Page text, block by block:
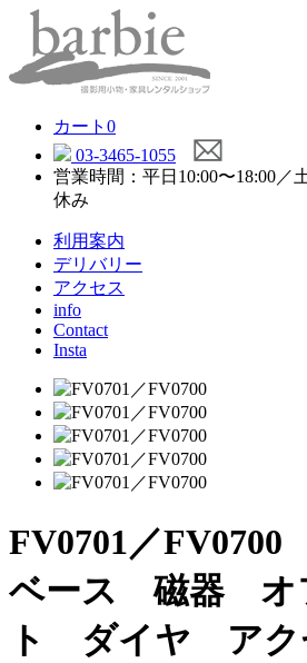
カート 0
03-3465-1055
営業時間：平日10:00〜18:00／
休み
利用案内
デリバリー
アクセス
info
Contact
Insta
FV0701／
ベース 磁器 オ
ト ダイヤ アク